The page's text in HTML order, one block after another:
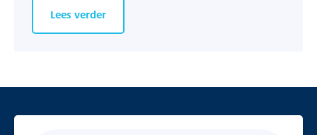
Lees verder